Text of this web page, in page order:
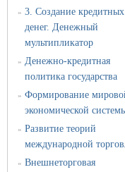
» 3. Создание кредитных
денег. Денежный
мультипликатор
» Денежно-кредитная
политика государства
» Формирование
экономической
» Развитие теорий
международной
» Внешнеторговая